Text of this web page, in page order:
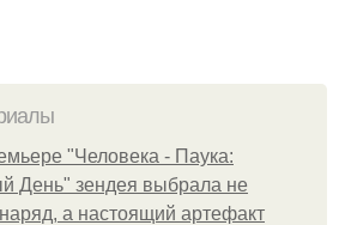
"Человека - Паука:
День" зендея выбрала не
а настоящий артефакт